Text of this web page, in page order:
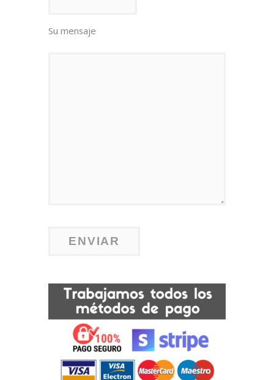
Su mensaje